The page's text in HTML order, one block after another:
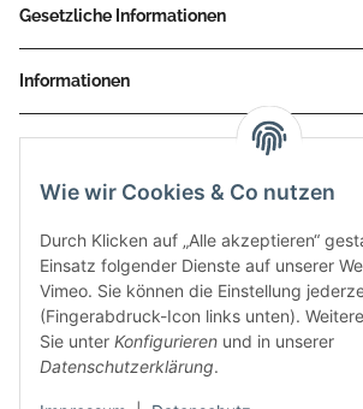
Wie wir Cookies & Co nutzen
Durch Klicken auf „Alle akzeptieren“
Einsatz folgender Dienste auf unserer
Vimeo. Sie können die Einstellung
(Fingerabdruck-Icon links unten).
Sie unter Konfigurieren und in unserer
Datenschutzerklärung.
Gesetzliche Informationen
Informationen